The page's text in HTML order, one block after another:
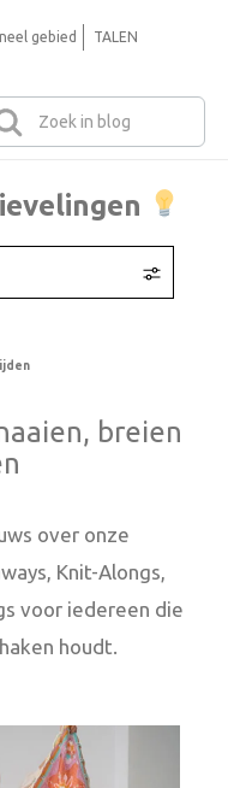
gebied TALEN
breien
over onze
Knit-Alongs,
voor iedereen die
houdt.